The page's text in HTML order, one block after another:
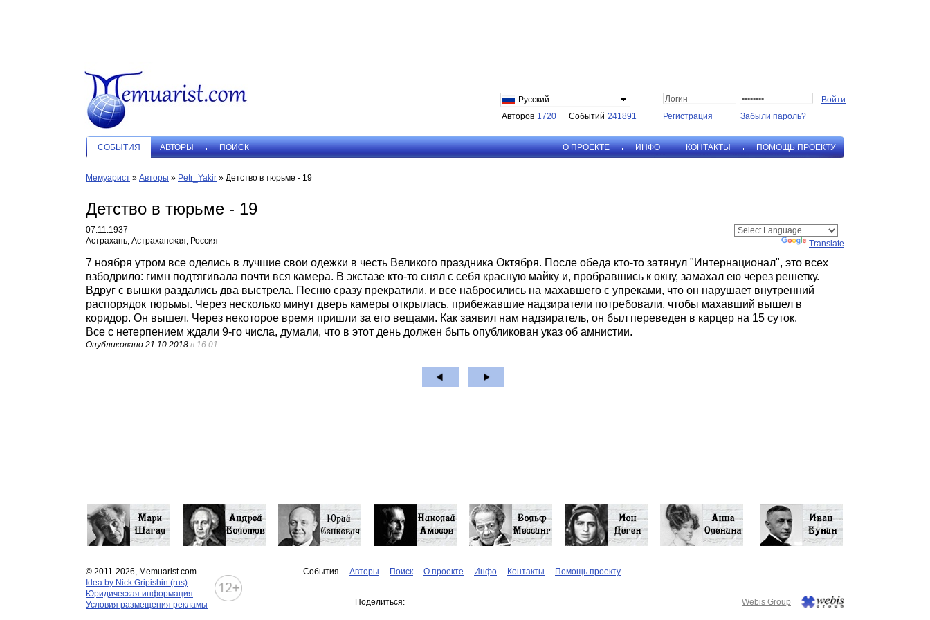
Русский
Авторов 1720 Событий 241891 Регистрация Забыли пароль?
СОБЫТИЯ АВТОРЫ ПОИСК О ПРОЕКТЕ ИНФО КОНТАКТЫ ПОМОЩЬ ПРОЕКТУ
Мемуарист » Авторы » Petr_Yakir » Детство в тюрьме - 19
Детство в тюрьме - 19
07.11.1937
Астрахань, Астраханская, Россия
Translate
7 ноября утром все оделись в лучшие свои одежки в честь Великого праздника Октября. После обеда кто-то затянул "Интернационал", это всех
взбодрило: гимн подтягивала почти вся камера. В экстазе кто-то снял с себя красную майку и, пробравшись к окну, замахал ею через решетку.
Вдруг с вышки раздались два выстрела. Песню сразу прекратили, и все набросились на махавшего с упреками, что он нарушает внутренний
распорядок тюрьмы. Через несколько минут дверь камеры открылась, прибежавшие надзиратели потребовали, чтобы махавший вышел в
коридор. Он вышел. Через некоторое время пришли за его вещами. Как заявил нам надзиратель, он был переведен в карцер на 15 суток.
Все с нетерпением ждали 9-го числа, думали, что в этот день должен быть опубликован указ об амнистии.
Опубликовано 21.10.2018 в 16:01
© 2011-2026, Memuarist.com
Idea by Nick Gripishin (rus)
Юридическая информация
Условия размещения рекламы
События Авторы Поиск О проекте Инфо Контакты Помощь проекту
Поделиться: Webis Group